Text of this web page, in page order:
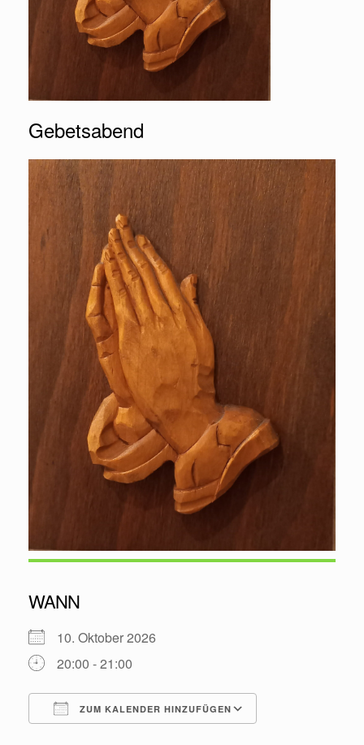
Gebetsabend
WANN
10. Oktober 2026
20:00 - 21:00
ZUM KALENDER HINZUFÜGEN